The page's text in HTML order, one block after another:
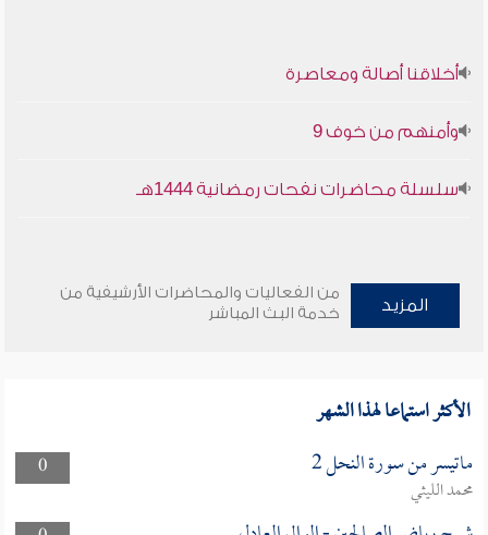
أخلاقنا أصالة ومعاصرة
وأمنهم من خوف 9
سلسلة محاضرات نفحات رمضانية 1444هـ
المزيد
من الفعاليات والمحاضرات الأرشيفية من
خدمة البث المباشر
الأكثر استماعا لهذا الشهر
0 ماتيسر من سورة النحل 2
محمد الليثي